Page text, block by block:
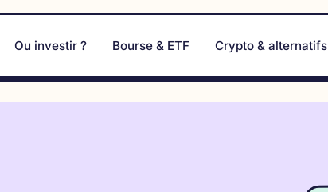
Ou investir ? Bourse & ETF Crypto & alternatifs